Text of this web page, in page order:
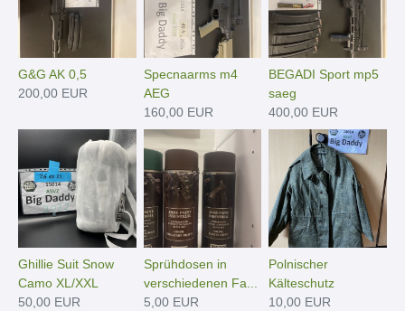
G&G AK 0,5
200,00 EUR
Specnaarms m4
AEG
160,00 EUR
BEGADI Sport mp5
saeg
400,00 EUR
Ghillie Suit Snow
Camo XL/XXL
50,00 EUR
Sprühdosen in
verschiedenen Fa...
5,00 EUR
Polnischer
Kälteschutz
10,00 EUR